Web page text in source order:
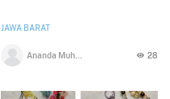
JAWA BARAT
28